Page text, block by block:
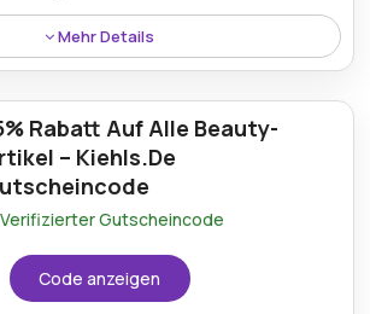
Mehr Details
wird derzeit auf das Breakout
Treatment durch den Kiehls DE
und unterstützt eine klarere Haut
Pflege.
Rabatt Auf Alle Beauty-
– Kiehls.De
Verifizierter Gutscheincode
Code anzeigen